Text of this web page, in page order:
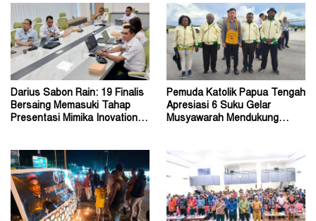
Darius Sabon Rain: 19 Finalis
Bersaing Memasuki Tahap
Presentasi Mimika Inovation
Pemuda Katolik Papua Tengah
Apresiasi 6 Suku Gelar
Musyawarah Mendukung